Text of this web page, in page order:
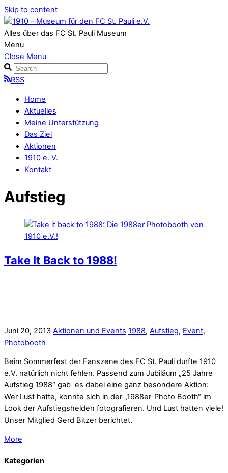
Skip to content
Alles über das FC St. Pauli Museum
Menu
Close Menu
RSS
Home
Aktuelles
Meine Unterstützung
Das Ziel
Aktionen
1910 e. V.
Kontakt
Aufstieg
Take It Back to 1988!
Juni 20, 2013 Aktionen und Events 1988, Aufstieg, Event,
Photobooth
Beim Sommerfest der Fanszene des FC St. Pauli durfte 1910
e.V. natürlich nicht fehlen. Passend zum Jubiläum „25 Jahre
Aufstieg 1988“ gab es dabei eine ganz besondere Aktion:
Wer Lust hatte, konnte sich in der „1988er-Photo Booth“ im
Look der Aufstiegshelden fotografieren. Und Lust hatten viele!
Unser Mitglied Gerd Bitzer berichtet.
More
Kategorien